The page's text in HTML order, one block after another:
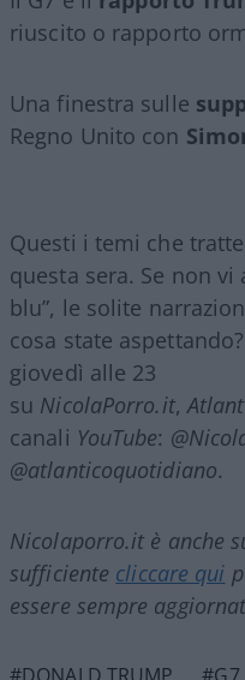
riuscito o rapporto
Una finestra sulle
Regno Unito con
Questi i temi che
questa sera. Se non
blu”, le solite
cosa state
giovedì alle 23
su NicolaPorro.it,
canali YouTube:
@atlanticoquotidiano.
Nicolaporro.it è anche
sufficiente cliccare qui
essere sempre